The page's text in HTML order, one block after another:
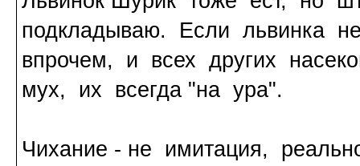
подкладываю. Если львинка
впрочем, и всех других
мух, их всегда "на ура".
Чихание - не имитация,